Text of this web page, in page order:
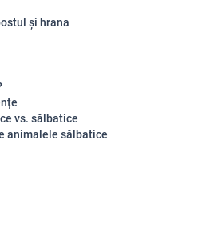
și hrana
vs. sălbatice
animalele sălbatice